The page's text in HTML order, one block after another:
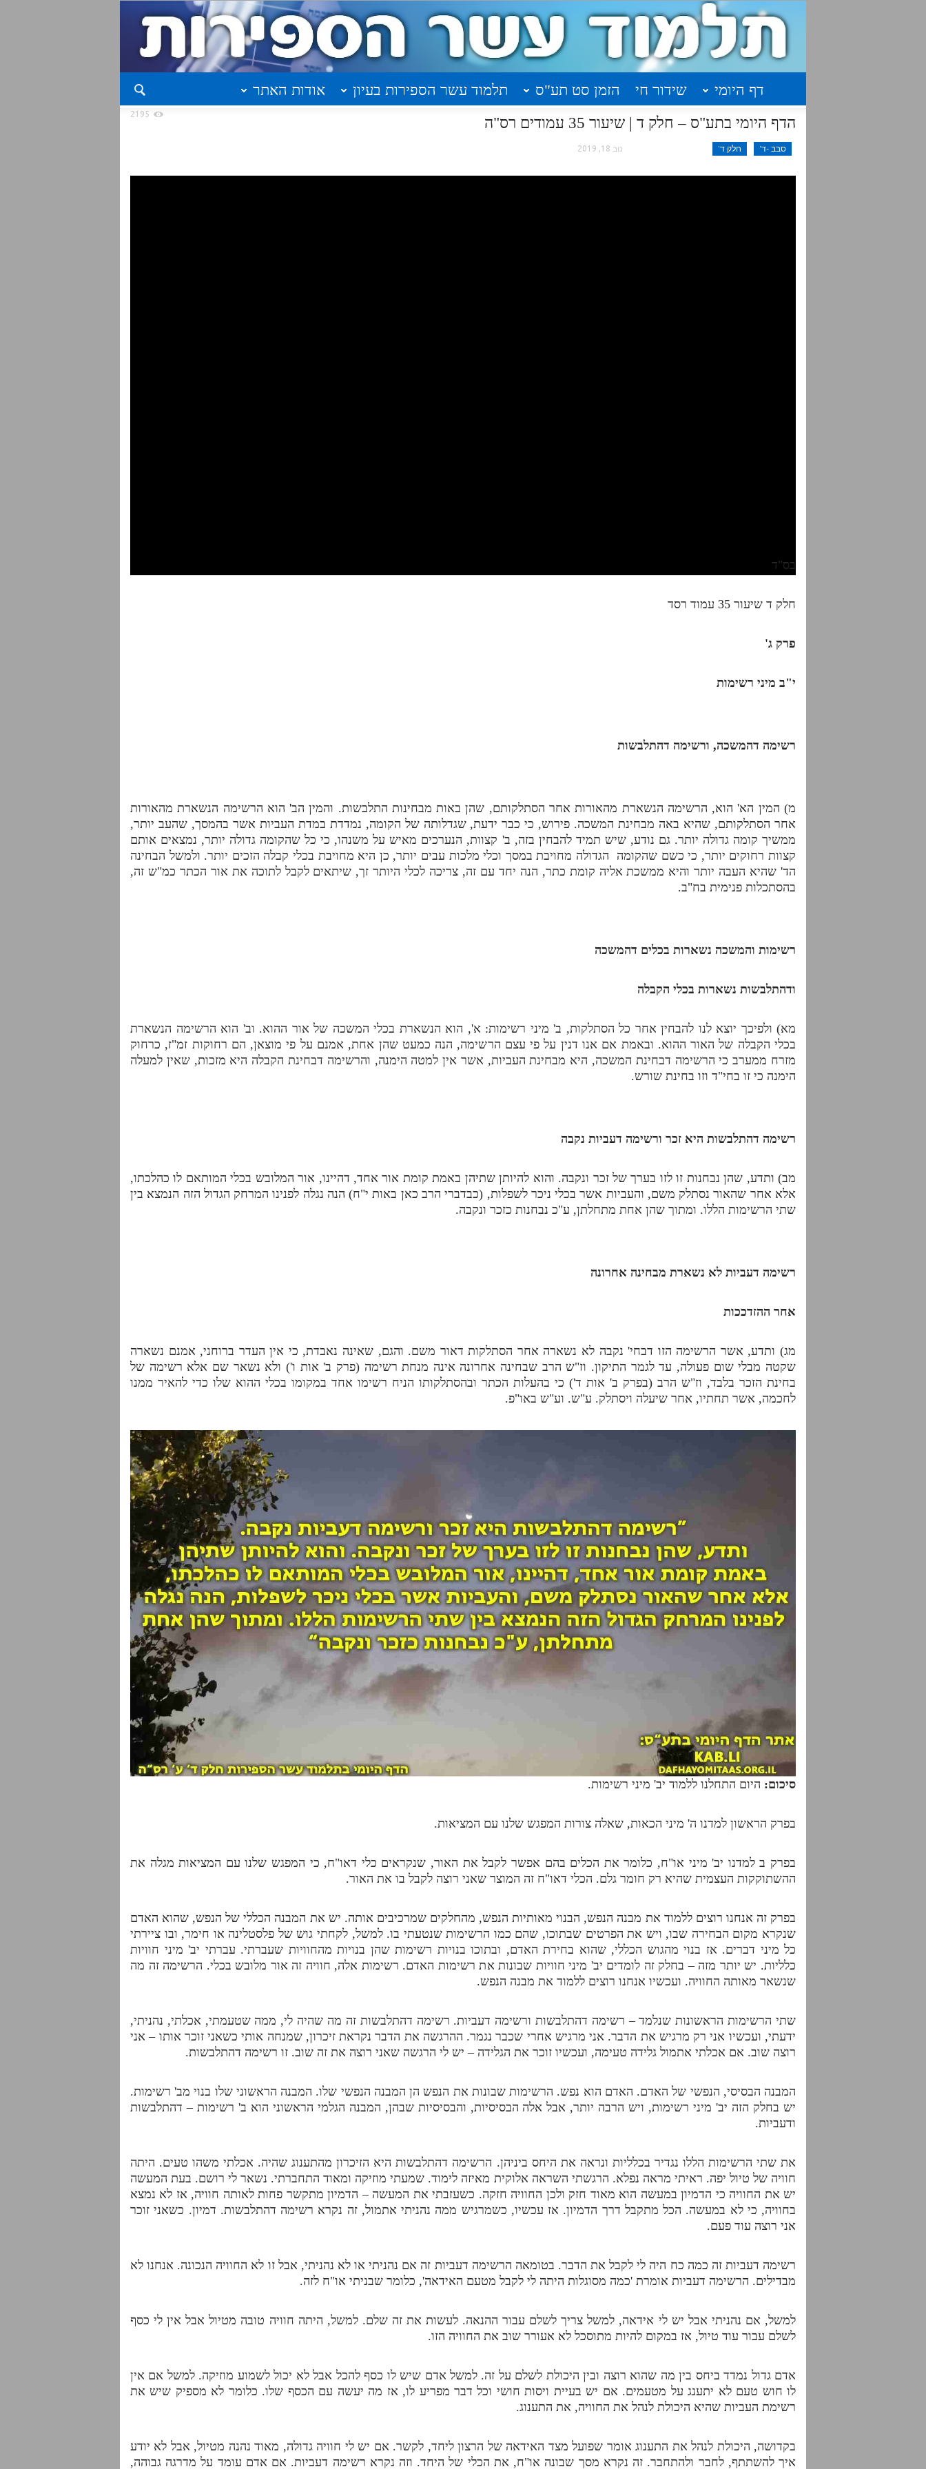
דף היומי שידור חי הזמן סט תע"ס תלמוד עשר הספירות בעיון
אודות האתר
הדף היומי בתע"ס – חלק ד | שיעור 35 עמודים רס"ה
סבב -ד' חלק ד' נוב 18, 2019
2195
בס"ד
חלק ד שיעור 35 עמוד רסד
פרק ג'
י"ב מיני רשימות
רשימה דהמשכה, ורשימה דהתלבשות
מ) המין הא' הוא, הרשימה הנשארת מהאורות אחר הסתלקותם, שהן באות מבחינות התלבשות. והמין הב' הוא הרשימה הנשארת מהאורות
אחר הסתלקותם, שהיא באה מבחינת המשכה. פירוש, כי כבר ידעת, שגדלותה של הקומה, נמדדת במדת העביות אשר בהמסך, שהעב יותר,
ממשיך קומה גדולה יותר. גם נודע, שיש תמיד להבחין בזה, ב' קצוות, הנערכים מאיש על משנהו, כי כל שהקומה גדולה יותר, נמצאים אותם
קצוות רחוקים יותר, כי כשם שהקומה הגדולה מחויבת במסך וכלי מלכות עבים יותר, כן היא מחויבת בכלי קבלה הזכים יותר. ולמשל הבחינה
הד' שהיא העבה יותר והיא ממשכת אליה קומת כתר, הנה יחד עם זה, צריכה לכלי היותר זך, שיתאים לקבל לתוכה את אור הכתר כמ"ש זה,
בהסתכלות פנימית בח"ב.
רשימות והמשכה נשארות בכלים דהמשכה
ודהתלבשות נשארות בכלי הקבלה
מא) ולפיכך יוצא לנו להבחין אחר כל הסתלקות, ב' מיני רשימות: א', הוא הנשארת בכלי המשכה של אור ההוא. וב' הוא הרשימה הנשארת
בכלי הקבלה של האור ההוא. ובאמת אם אנו דנין על פי עצם הרשימה, הנה כמעט שהן אחת, אמנם על פי מוצאן, הם רחוקות זמ"ז, כרחוק
מזרח ממערב כי הרשימה דבחינת המשכה, היא מבחינת העביות, אשר אין למטה הימנה, והרשימה דבחינת הקבלה היא מזכות, שאין למעלה
הימנה כי זו בחי"ד וזו בחינת שורש.
רשימה דהתלבשות היא זכר ורשימה דעביות נקבה
מב) ותדע, שהן נבחנות זו לזו בערך של זכר ונקבה. והוא להיותן שתיהן באמת קומת אור אחד, דהיינו, אור המלובש בכלי המותאם לו כהלכתו,
אלא אחר שהאור נסתלק משם, והעביות אשר בכלי ניכר לשפלות, (כבדברי הרב כאן באות י"ח) הנה נגלה לפנינו המרחק הגדול הזה הנמצא בין
שתי הרשימות הללו. ומתוך שהן אחת מתחלתן, ע"כ נבחנות כזכר ונקבה.
רשימה דעביות לא נשארת מבחינה אחרונה
אחר ההזדככות
מג) ותדע, אשר הרשימה הזו דבחי' נקבה לא נשארה אחר הסתלקות דאור משם. והגם, שאינה נאבדת, כי אין העדר ברוחני, אמנם נשארה
שקטה מבלי שום פעולה, עד לגמר התיקון. וז"ש הרב שבחינה אחרונה אינה מנחת רשימה (פרק ב' אות ו') ולא נשאר שם אלא רשימה של
בחינת הזכר בלבד, וז"ש הרב (בפרק ב' אות ד') כי בהעלות הכתר ובהסתלקותו הניח רשימו אחד במקומו בכלי ההוא שלו כדי להאיר ממנו
לחכמה, אשר תחתיו, אחר שיעלה ויסתלק. ע"ש. וע"ש באו"פ.
סיכום: היום התחלנו ללמוד יב' מיני רשימות.
בפרק הראשון למדנו ה' מיני הכאות, שאלה צורות המפגש שלנו עם המציאות.
בפרק ב למדנו יב' מיני או"ח, כלומר את הכלים בהם אפשר לקבל את האור, שנקראים כלי דאו"ח, כי המפגש שלנו עם המציאות מגלה את
ההשתוקקות העצמית שהיא רק חומר גלם. הכלי דאו"ח זה המוצר שאני רוצה לקבל בו את האור.
בפרק זה אנחנו רוצים ללמוד את מבנה הנפש, הבנוי מאותיות הנפש, מהחלקים שמרכיבים אותה. יש את המבנה הכללי של הנפש, שהוא האדם
שנקרא מקום הבחירה שבו, ויש את הפרטים שבתוכו, שהם כמו הרשימות שנטעתי בו. למשל, לקחתי גוש של פלסטלינה או חימר, ובו ציירתי
כל מיני דברים. אז בנוי מהגוש הכללי, שהוא בחירת האדם, ובתוכו בנויות רשימות שהן בנויות מהחוויות שעברתי. עברתי יב' מיני חוויות
כלליות. יש יותר מזה – בחלק זה לומדים יב' מיני חוויות שבונות את רשימות האדם. רשימות אלה, חוויה זה אור מלובש בכלי. הרשימה זה מה
שנשאר מאותה החוויה. ועכשיו אנחנו רוצים ללמוד את מבנה הנפש.
שתי הרשימות הראשונות שנלמד – רשימה דהתלבשות ורשימה דעביות. רשימה דהתלבשות זה מה שהיה לי, ממה שטעמתי, אכלתי, נהניתי,
ידעתי, ועכשיו אני רק מרגיש את הדבר. אני מרגיש אחרי שכבר נגמר. ההרגשה את הדבר נקראת זיכרון, שמנחה אותי כשאני זוכר אותו – אני
רוצה שוב. אם אכלתי אתמול גלידה טעימה, ועכשיו זוכר את הגלידה – יש לי הרגשה שאני רוצה את זה שוב. זו רשימה דהתלבשות.
המבנה הבסיסי, הנפשי של האדם. האדם הוא נפש. הרשימות שבונות את הנפש הן המבנה הנפשי שלו. המבנה הראשוני שלו בנוי מב' רשימות.
יש בחלק הזה יב' מיני רשימות, ויש הרבה יותר, אבל אלה הבסיסיות, והבסיסיות שבהן, המבנה הגלמי הראשוני הוא ב' רשימות – דהתלבשות
ודעביות.
את שתי הרשימות הללו נגדיר בכלליות ונראה את היחס ביניהן. הרשימה דהתלבשות היא הזיכרון מהתענוג שהיה. אכלתי משהו טעים. היתה
חוויה של טיול יפה. ראיתי מראה נפלא. הרגשתי השראה אלוקית מאיזה לימוד. שמעתי מוזיקה ומאוד התחברתי. נשאר לי רושם. בעת המעשה
יש את החוויה כי הדמיון במעשה הוא מאוד חזק ולכן החוויה חזקה. כשעזבתי את המעשה – הדמיון מתקשר פחות לאותה חוויה, אז לא נמצא
בחוויה, כי לא במעשה. הכל מתקבל דרך הדמיון. אז עכשיו, כשמרגיש ממה נהניתי אתמול, זה נקרא רשימה דהתלבשות. דמיון. כשאני זוכר
אני רוצה עוד פעם.
רשימה דעביות זה כמה כח היה לי לקבל את הדבר. בטומאה הרשימה דעביות זה אם נהניתי או לא נהניתי, אבל זו לא החוויה הנכונה. אנחנו לא
מבדילים. הרשימה דעביות אומרת 'כמה מסוגלות היתה לי לקבל מטעם האידאה', כלומר שבניתי או"ח לזה.
למשל, אם נהניתי אבל יש לי אידאה, למשל צריך לשלם עבור ההנאה. לעשות את זה שלם. למשל, היתה חוויה טובה מטיול אבל אין לי כסף
לשלם עבור עוד טיול, אז במקום להיות מתוסכל לא אעורר שוב את החוויה הזו.
אדם גדול נמדד ביחס בין מה שהוא רוצה ובין היכולת לשלם על זה. למשל אדם שיש לו כסף להכל אבל לא יכול לשמוע מוזיקה. למשל אם אין
לו חוש טעם לא יתענג על מטעמים. אם יש בעיית ויסות חושי וכל דבר מפריע לו, אז מה יעשה עם הכסף שלו. כלומר לא מספיק שיש את
רשימת העביות שהיא היכולת לנהל את החוויה, את התענוג.
בקדושה, היכולת לנהל את התענוג אומר שפועל מצד האידאה של הרצון ליחד, לקשר. אם יש לי חוויה גדולה, מאוד נהנה מטיול, אבל לא יודע
איך להשתתף, לחבר ולהתחבר. זה נקרא מסך שבונה או"ח, את הכלי של היחד. וזה נקרא רשימה דעביות. אם אדם עומד על מדרגה גבוהה,